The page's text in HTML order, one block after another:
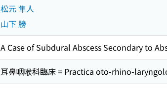
松元 隼人
山下 勝
A Case of Subdural Abscess Secondary to
耳鼻咽喉科臨床 = Practica oto-rhino-